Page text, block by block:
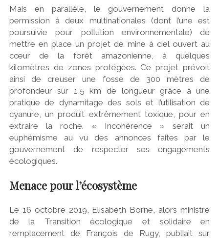
Mais en parallèle, le gouvernement donne la
permission à deux multinationales (dont l’une est
poursuivie pour pollution environnementale) de
mettre en place un projet de mine à ciel ouvert au
cœur de la forêt amazonienne, à quelques
kilomètres de zones protégées. Ce projet prévoit
ainsi de creuser une fosse de 300 mètres de
profondeur sur 1,5 km de longueur grâce à une
pratique de dynamitage des sols et l’utilisation de
cyanure, un produit extrêmement toxique, pour en
extraire la roche. « Incohérence » serait un
euphémisme au vu des annonces faites par le
gouvernement de respecter ses engagements
écologiques.
Menace pour l’écosystème
Le 16 octobre 2019, Elisabeth Borne, alors ministre
de la Transition écologique et solidaire en
remplacement de François de Rugy, publiait sur